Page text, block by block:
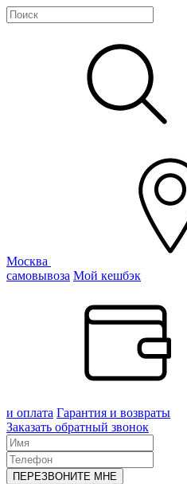
Москва
самовывоза Мой кешбэк
и оплата Гарантия и возвраты
Заказать обратный звонок
ПЕРЕЗВОНИТЕ МНЕ